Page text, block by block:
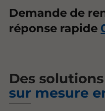
Demande de
réponse rapide
Des
sur mesure